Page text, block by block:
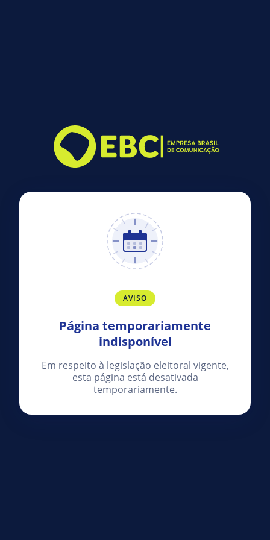
AVISO
Página temporariamente
indisponível
Em respeito à legislação eleitoral vigente,
esta página está desativada
temporariamente.